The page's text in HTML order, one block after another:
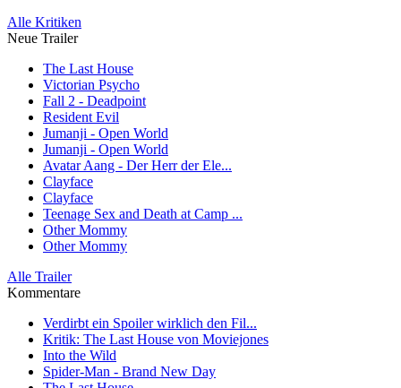
Alle Kritiken
Neue Trailer
The Last House
Victorian Psycho
Fall 2 - Deadpoint
Resident Evil
Jumanji - Open World
Jumanji - Open World
Avatar Aang - Der Herr der Ele...
Clayface
Clayface
Teenage Sex and Death at Camp ...
Other Mommy
Other Mommy
Alle Trailer
Kommentare
Verdirbt ein Spoiler wirklich den Fil...
Kritik: The Last House von Moviejones
Into the Wild
Spider-Man - Brand New Day